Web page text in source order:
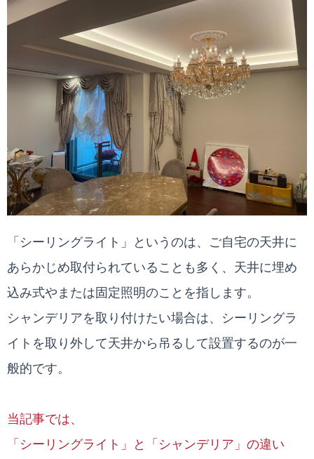
「シーリングライト」というのは、ご自宅の天井に
あらかじめ取付られていることも多く、天井に埋め
込み式やまたは固定照明のことを指します。
シャンデリアを取り付けたい場合は、シーリングラ
イトを取り外して天井から吊るして設置するのが一
般的です。
当記事では、
「シーリングライト」と「シャンデリア」の違い